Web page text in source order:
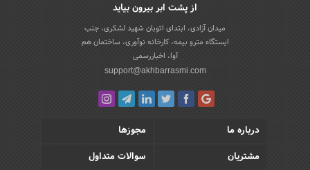
از پشت ابر بیرون بیاید
میدان آزادی، ابتدای اتوبان شهید لشکری، جنب
ایستگاه مترو بیمه، کارخانه نوآوری، ساختمان هم
آوا، اخباررسمی
support@akhbarrasmi.com
درباره ما
مجوزها
مشتریان
سوالات متداول